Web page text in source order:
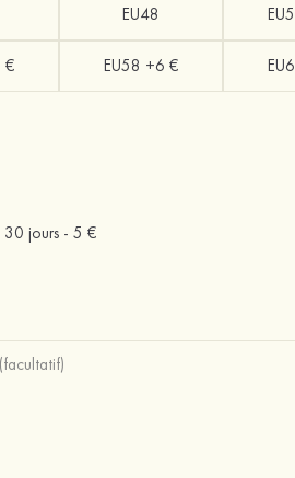
EU48
€ EU58 +6 €
30 jours - 5 €